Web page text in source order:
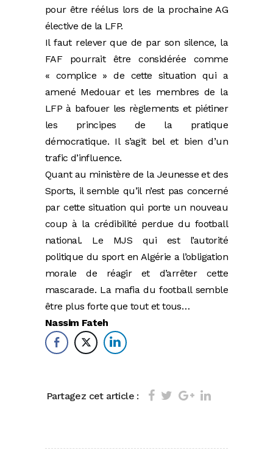
pour être réélus lors de la prochaine AG
élective de la LFP.
Il faut relever que de par son silence, la
FAF pourrait être considérée comme
« complice » de cette situation qui a
amené Medouar et les membres de la
LFP à bafouer les règlements et piétiner
les principes de la pratique
démocratique. Il s’agit bel et bien d’un
trafic d’influence.
Quant au ministère de la Jeunesse et des
Sports, il semble qu’il n’est pas concerné
par cette situation qui porte un nouveau
coup à la crédibilité perdue du football
national. Le MJS qui est l’autorité
politique du sport en Algérie a l’obligation
morale de réagir et d’arrêter cette
mascarade. La mafia du football semble
être plus forte que tout et tous…
Nassim Fateh
Partagez cet article :